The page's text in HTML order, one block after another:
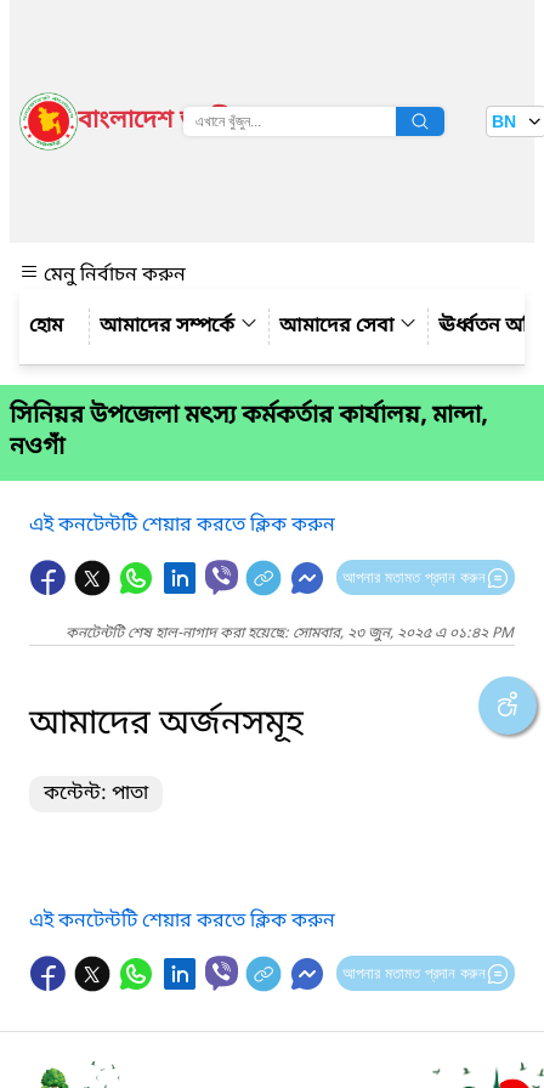
বাংলাদেশ জাতীয় তথ্য বাতায়ন BN
মেনু নির্বাচন করুন
আমাদের সম্পর্কে
আমাদের সেবা ঊর্ধ্বতন
সিনিয়র উপজেলা মৎস্য কর্মকর্তার কার্যালয়, মান্দা,
নওগাঁ
এই কনটেন্টটি শেয়ার করতে ক্লিক করুন
আপনার মতামত প্রদান করুন
কনটেন্টটি শেষ হাল-নাগাদ করা হয়েছে: সোমবার, ২৩ জুন, ২০২৫ এ ০১:৪২ PM
আমাদের অর্জনসমূহ
কন্টেন্ট: পাতা
এই কনটেন্টটি শেয়ার করতে ক্লিক করুন
আপনার মতামত প্রদান করুন